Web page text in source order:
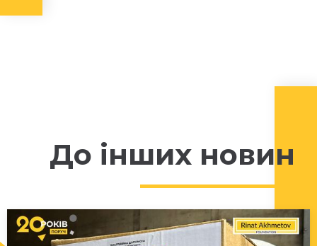
До інших новин